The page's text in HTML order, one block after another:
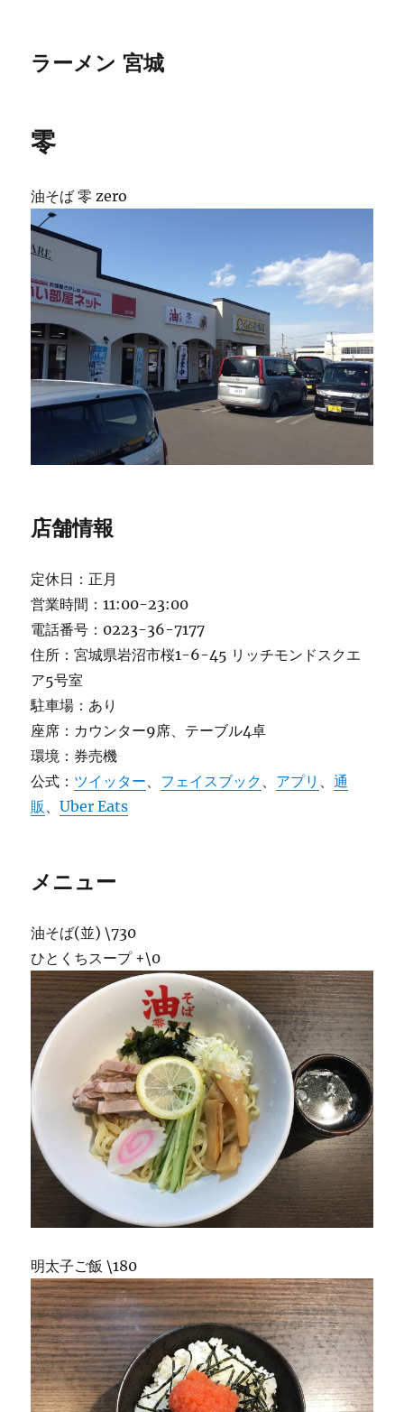
ラーメン 宮城
零
油そば 零 zero
店舗情報
定休日：正月
営業時間：11:00-23:00
電話番号：0223-36-7177
住所：宮城県岩沼市桜1-6-45 リッチモンドスクエ
ア5号室
駐車場：あり
座席：カウンター9席、テーブル4卓
環境：券売機
公式： ツイッター、 フェイスブック 、 アプリ 、通
販 、Uber Eats
メニュー
油そば(並) \730
ひとくちスープ +\0
明太子ご飯 \180